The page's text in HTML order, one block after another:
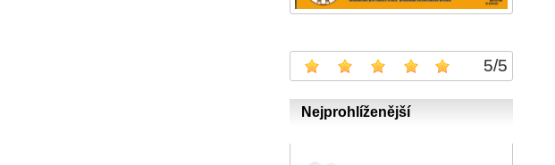
5/5
Nejprohlíženější